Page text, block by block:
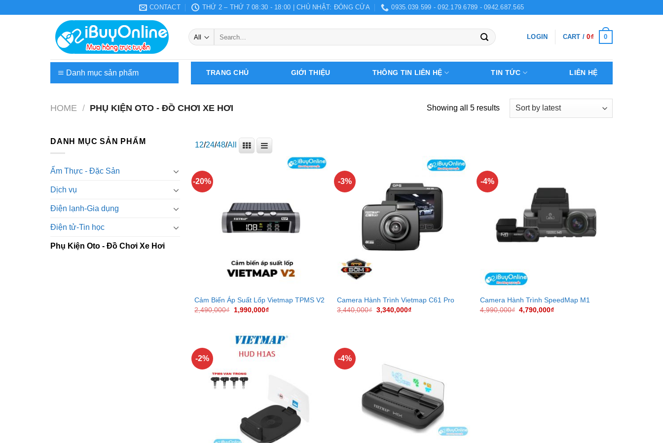
CONTACT THỨ 2 – THỨ 7 08:30 - 18:00 | CHỦ NHẬT: ĐÓNG CỬA 0935.039.599 - 092.179.6789 - 0942.687.565
LOGIN CART /0₫ 0
Danh mục sản phẩm
Laptop – PC
Dịch vụ
TRANG CHỦ GIỚI THIỆU THÔNG TIN LIÊN HỆ TIN TỨC LIÊN HỆ
HOME / PHỤ KIỆN OTO - ĐỒ CHƠI XE HƠI Showing all 5 results
DANH MỤC SẢN PHẨM
Ẩm Thực - Đặc Sản
Dịch vụ
Điện lạnh-Gia dụng
Điện tử-Tin học
Phụ Kiện Oto - Đồ Chơi Xe Hơi
12/24/48/All
-20%
Cảm Biến Áp Suất Lốp Vietmap TPMS V2
2,490,000₫ 1,990,000₫
-3%
Camera Hành Trình Vietmap C61 Pro
3,440,000₫ 3,340,000₫
-4%
Camera Hành Trình SpeedMap M1
4,990,000₫ 4,790,000₫
-2% -4%